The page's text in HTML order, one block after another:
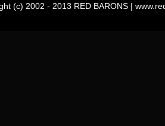
(c) 2002 - 2013 RED BARONS |